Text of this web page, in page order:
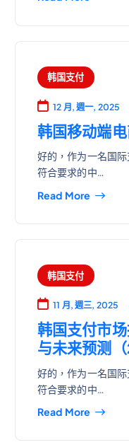
韩国支付
12 月, 週一, 2025
韩国移动端
好的，作为一名国
符合要求的中…
Read More
韩国支付
11 月, 週三, 2025
韩国支付市
与未来预测
好的，作为一名国
符合要求的中…
Read More